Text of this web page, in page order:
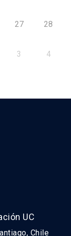
27 28
3 4
UC
Chile